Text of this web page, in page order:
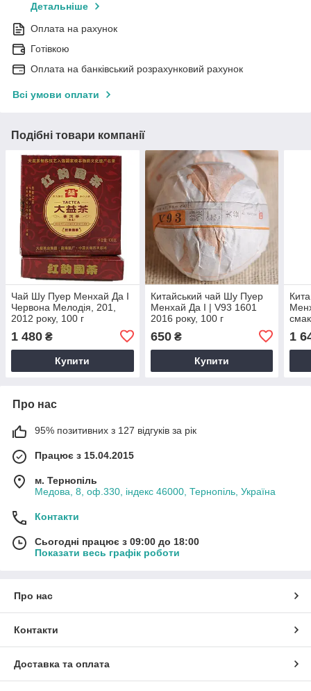
Детальніше
Оплата на рахунок
Готівкою
Оплата на банківський розрахунковий рахунок
Всі умови оплати
Подібні товари компанії
Чай Шу Пуер Менхай Да І
Червона Мелодія, 201,
2012 року, 100 г
1 480 ₴
Купити
Китайський чай Шу Пуер
Менхай Да І | V93 1601
2016 року, 100 г
650₴
Купити
1
Про нас
95% позитивних з 127 відгуків за рік
Працює з 15.04.2015
м. Тернопіль
Медова, 8, оф.330, індекс 46000, Тернопіль, Україна
Контакти
Сьогодні працює з 09:00 до 18:00
Показати весь графік роботи
Про нас
Контакти
Доставка та оплата